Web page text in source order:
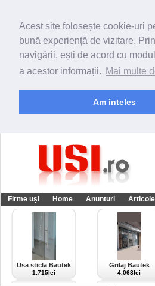
Acest site folosește cookie-uri
bună experiență de vizitare.
navigării, ești de acord cu
a acestor informații. Mai multe
Am inteles
Firme uși Home Anunturi Articole
Usa sticla Bautek
1.715lei
Grilaj Bautek
4.068lei